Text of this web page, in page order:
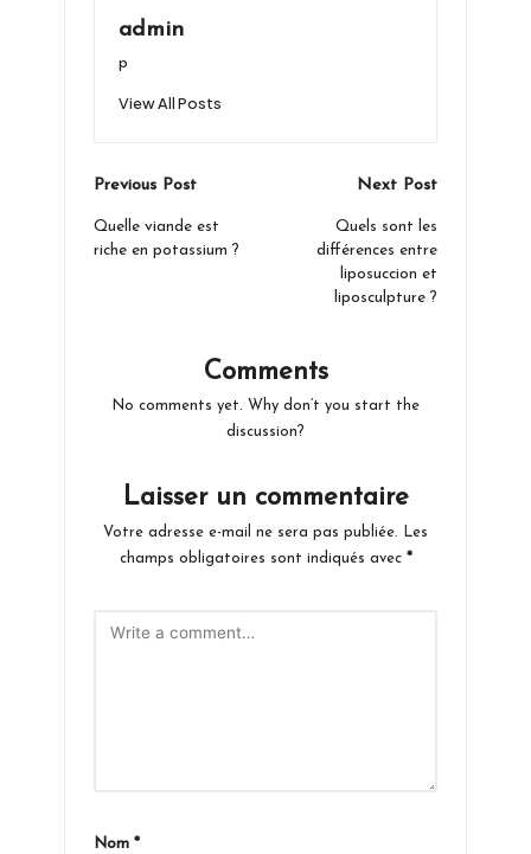
admin
p
View All Posts
Post
navigation
Previous Post
Quelle viande est
riche en potassium ?
Next Post
Quels sont les
différences entre
liposuccion et
liposculpture ?
Comments
No comments yet. Why don’t you start the
discussion?
Laisser un commentaire
Votre adresse e-mail ne sera pas publiée.
Les
champs obligatoires sont indiqués avec *
Nom *